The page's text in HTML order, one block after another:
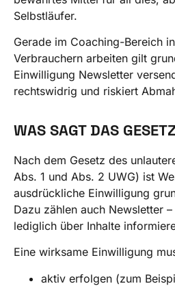
Selbstläufer.
Gerade im Coaching-Bereich
Verbrauchern arbeiten gilt
Einwilligung Newsletter
rechtswidrig und riskiert
WAS SAGT DAS
Nach dem Gesetz des
Abs. 1 und Abs. 2 UWG) ist
ausdrückliche Einwilligung
Dazu zählen auch Newsletter
lediglich über Inhalte
Eine wirksame Einwilligung
aktiv erfolgen (zum